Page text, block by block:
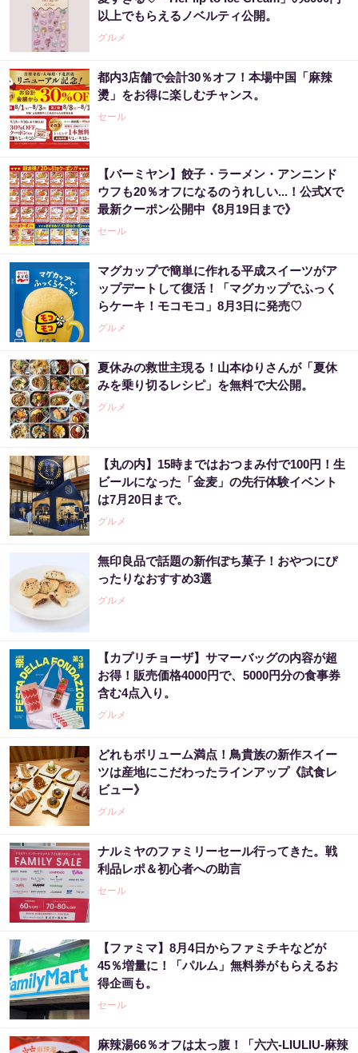
以上でもらえるノベルティ公開。
グルメ
都内3店舗で会計30％オフ！本場中国「麻辣
燙」をお得に楽しむチャンス。
セール
【バーミヤン】餃子・ラーメン・アンニンド
ウフも20％オフになるのうれしい...！公式Xで
最新クーポン公開中《8月19日まで》
セール
マグカップで簡単に作れる平成スイーツがア
ップデートして復活！「マグカップでふっく
らケーキ！モコモコ」8月3日に発売♡
グルメ
夏休みの救世主現る！山本ゆりさんが「夏休
みを乗り切るレシピ」を無料で大公開。
グルメ
【丸の内】15時まではおつまみ付で100円！生
ビールになった「金麦」の先行体験イベント
は7月20日まで。
グルメ
無印良品で話題の新作ぽち菓子！おやつにぴ
ったりなおすすめ3選
グルメ
【カプリチョーザ】サマーバッグの内容が超
お得！販売価格4000円で、5000円分の食事券
含む4点入り。
グルメ
どれもボリューム満点！鳥貴族の新作スイー
ツは産地にこだわったラインアップ《試食レ
ビュー》
グルメ
ナルミヤのファミリーセール行ってきた。戦
利品レポ＆初心者への助言
セール
【ファミマ】8月4日からファミチキなどが
45％増量に！「パルム」無料券がもらえるお
得企画も。
セール
麻辣湯66％オフは太っ腹！「六六-LIULIU-麻辣